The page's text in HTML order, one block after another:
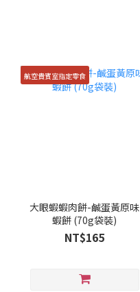
航空貴賓室指定零食
大眼蝦蝦肉餅-鹹蛋黃原味
蝦餅 (70g袋裝)
NT$165